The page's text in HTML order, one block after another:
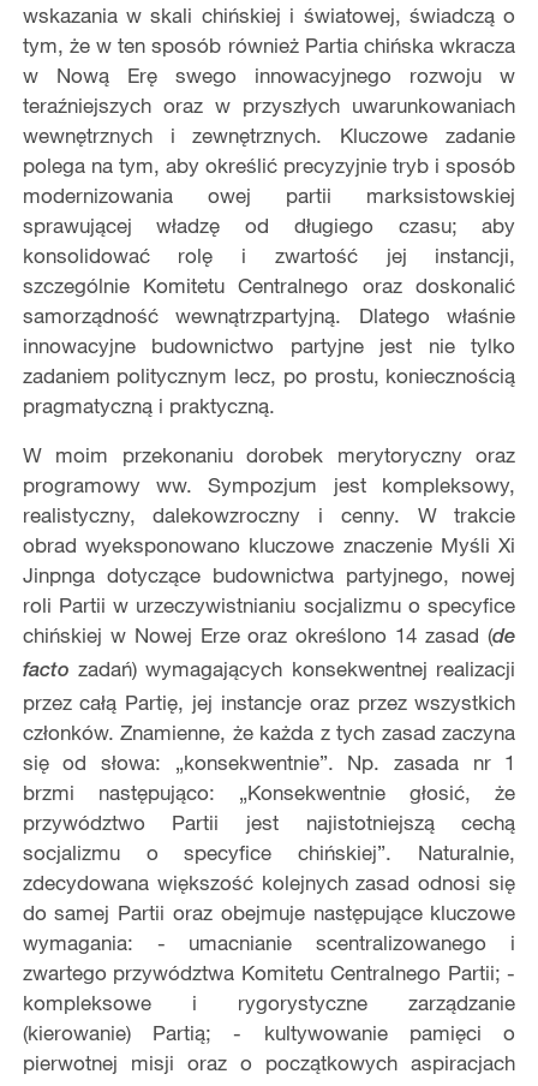
wskazania w skali chińskiej i światowej, świadczą o
tym, że w ten sposób również Partia chińska wkracza
w Nową Erę swego innowacyjnego rozwoju w
teraźniejszych oraz w przyszłych uwarunkowaniach
wewnętrznych i zewnętrznych. Kluczowe zadanie
polega na tym, aby określić precyzyjnie tryb i sposób
modernizowania owej partii marksistowskiej
sprawującej władzę od długiego czasu; aby
konsolidować rolę i zwartość jej instancji,
szczególnie Komitetu Centralnego oraz doskonalić
samorządność wewnątrzpartyjną. Dlatego właśnie
innowacyjne budownictwo partyjne jest nie tylko
zadaniem politycznym lecz, po prostu, koniecznością
pragmatyczną i praktyczną.
W moim przekonaniu dorobek merytoryczny oraz
programowy ww. Sympozjum jest kompleksowy,
realistyczny, dalekowzroczny i cenny. W trakcie
obrad wyeksponowano kluczowe znaczenie Myśli Xi
Jinpnga dotyczące budownictwa partyjnego, nowej
roli Partii w urzeczywistnianiu socjalizmu o specyfice
chińskiej w Nowej Erze oraz określono 14 zasad (de
facto zadań) wymagających konsekwentnej realizacji
przez całą Partię, jej instancje oraz przez wszystkich
członków. Znamienne, że każda z tych zasad zaczyna
się od słowa: „konsekwentnie”. Np. zasada nr 1
brzmi następująco: „Konsekwentnie głosić, że
przywództwo Partii jest najistotniejszą cechą
socjalizmu o specyfice chińskiej”. Naturalnie,
zdecydowana większość kolejnych zasad odnosi się
do samej Partii oraz obejmuje następujące kluczowe
wymagania: - umacnianie scentralizowanego i
zwartego przywództwa Komitetu Centralnego Partii; -
kompleksowe i rygorystyczne zarządzanie
(kierowanie) Partią; - kultywowanie pamięci o
pierwotnej misji oraz o początkowych aspiracjach